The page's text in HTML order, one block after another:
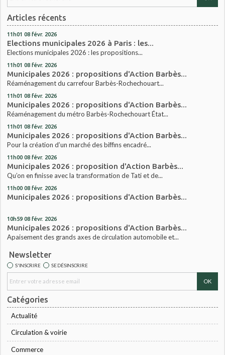
Articles récents
11h01 08 févr. 2026
Elections municipales 2026 à Paris : les...
Elections municipales 2026 : les propositions...
11h01 08 févr. 2026
Municipales 2026 : propositions d'Action Barbès...
Réaménagement du carrefour Barbès-Rochechouart...
11h01 08 févr. 2026
Municipales 2026 : propositions d'Action Barbès...
Réaménagement du métro Barbès-Rochechouart État...
11h01 08 févr. 2026
Municipales 2026 : propositions d'Action Barbès...
Pour la création d’un marché des biffins encadré...
11h00 08 févr. 2026
Municipales 2026 : proposition d'Action Barbès...
Qu’on en finisse avec la transformation de Tati et de...
11h00 08 févr. 2026
Municipales 2026 : propositions d'Action Barbès...
10h59 08 févr. 2026
Municipales 2026 : propositions d'Action Barbès...
Apaisement des grands axes de circulation automobile et...
Newsletter
S'INSCRIRE SE DÉSINSCRIRE
Catégories
Actualité
Circulation & voirie
Commerce